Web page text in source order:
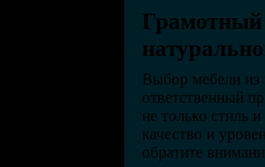
Грамотный
Выбор мебели из
ответственный
не только стиль
качество и
обратите